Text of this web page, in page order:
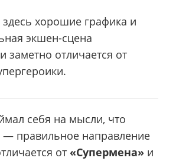
хорошие графика и
экшен-сцена
заметно отличается от
себя на мысли, что
— правильное направление
от «Супермена» и